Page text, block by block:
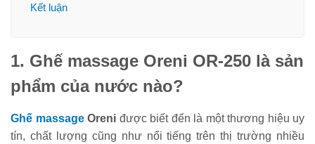
Kết luận
1. Ghế massage Oreni OR-250 là sản
phẩm của nước nào?
Ghế massageOreni được biết đến là một thương hiệu uy
tín, chất lượng cũng như nổi tiếng trên thị trường nhiều